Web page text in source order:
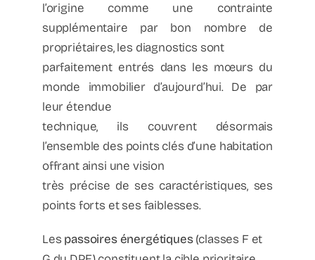
l’origine comme une contrainte
supplémentaire par bon nombre de
propriétaires, les diagnostics sont
parfaitement entrés dans les mœurs du
monde immobilier d’aujourd’hui. De par
leur étendue
technique, ils couvrent désormais
l’ensemble des points clés d’une habitation
offrant ainsi une vision
très précise de ses caractéristiques, ses
points forts et ses faiblesses.
Les passoires énergétiques(classes F et